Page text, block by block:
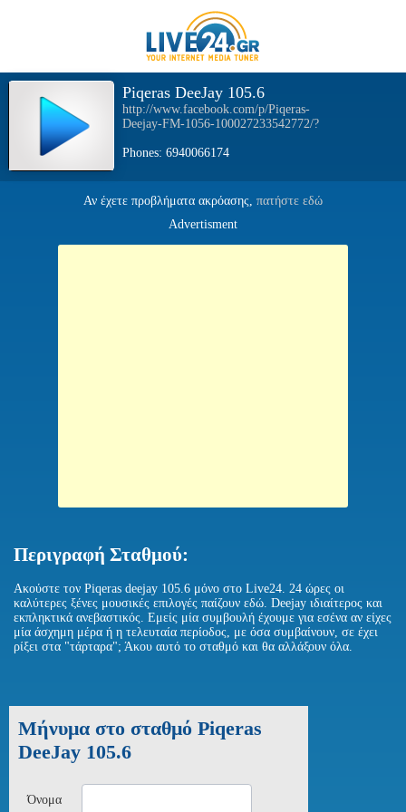
Piqeras DeeJay 105.6
http://www.facebook.com/p/Piqeras-
Deejay-FM-1056-100027233542772/?
Phones: 6940066174
Αν έχετε προβλήματα ακρόασης, πατήστε εδώ
Advertisment
Περιγραφή Σταθμού:
Aκούστε τον Piqeras deejay 105.6 μόνο στο Live24. 24 ώρες οι
καλύτερες ξένες μουσικές επιλογές παίζουν εδώ. Deejay ιδιαίτερος και
εκπληκτικά ανεβαστικός. Εμείς μία συμβουλή έχουμε για εσένα αν είχες
μία άσχημη μέρα ή η τελευταία περίοδος, με όσα συμβαίνουν, σε έχει
ρίξει στα "τάρταρα"; Άκου αυτό το σταθμό και θα αλλάξουν όλα.
Μήνυμα στο σταθμό Piqeras
DeeJay 105.6
Όνομα